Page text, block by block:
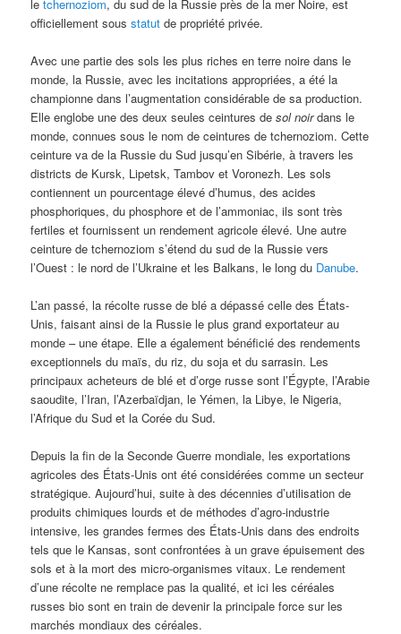
letchernoziom, du sud de la Russie près de la mer Noire, est
officiellement sousstatut de propriété privée.
Avec une partie des sols les plus riches en terre noire dans le
monde, la Russie, avec les incitations appropriées, a été la
championne dans l’augmentation considérable de sa production.
Elle englobe une des deux seules ceintures desol noirdans le
monde, connues sous le nom de ceintures de tchernoziom. Cette
ceinture va de la Russie du Sud jusqu’en Sibérie, à travers les
districts de Kursk, Lipetsk, Tambov et Voronezh. Les sols
contiennent un pourcentage élevé d’humus, des acides
phosphoriques, du phosphore et de l’ammoniac, ils sont très
fertiles et fournissent un rendement agricole élevé. Une autre
ceinture de tchernoziom s’étend du sud de la Russie vers
l’Ouest : le nord de l’Ukraine et les Balkans, le long du Danube.
L’an passé, la récolte russe de blé a dépassé celle des États-
Unis, faisant ainsi de la Russie le plus grand exportateur au
monde – une étape. Elle a également bénéficié des rendements
exceptionnels du maïs, du riz, du soja et du sarrasin. Les
principaux acheteurs de blé et d’orge russe sont l’Égypte, l’Arabie
saoudite, l’Iran, l’Azerbaïdjan, le Yémen, la Libye, le Nigeria,
l’Afrique du Sud et la Corée du Sud.
Depuis la fin de la Seconde Guerre mondiale, les exportations
agricoles des États-Unis ont été considérées comme un secteur
stratégique. Aujourd’hui, suite à des décennies d’utilisation de
produits chimiques lourds et de méthodes d’agro-industrie
intensive, les grandes fermes des États-Unis dans des endroits
tels que le Kansas, sont confrontées à un grave épuisement des
sols et à la mort des micro-organismes vitaux. Le rendement
d’une récolte ne remplace pas la qualité, et ici les céréales
russes bio sont en train de devenir la principale force sur les
marchés mondiaux des céréales.